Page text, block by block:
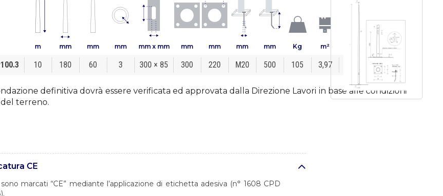
definitiva dovrà essere verificata ed approvata dalla Direzione Lavori in base alle condizioni
terreno.
m mm mm mm mm x mm mm mm mm mm Kg m² m x m x m
10 180 60 3 300 × 85 300 220 M20 500 105 3,97 1,30 × 1,30 × 0,90
CE
marcati “CE” mediante l’applicazione di etichetta adesiva (n° 1608 CPD